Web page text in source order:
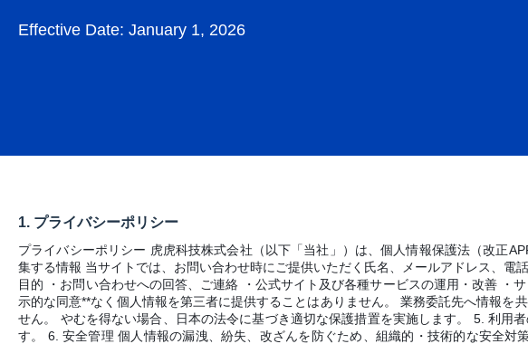
Effective Date: January 1, 2026
1. プライバシーポリシー
プライバシーポリシー 虎虎科技株式会社（以下「当社」）は、個人情報保護法（改正
集する情報 当サイトでは、お問い合わせ時にご提供いただく氏名、メールアドレス、
目的 ・お問い合わせへの回答、ご連絡 ・公式サイト及び各種サービスの運用・改善
示的な同意**なく個人情報を第三者に提供することはありません。 業務委託先へ情報
せん。 やむを得ない場合、日本の法令に基づき適切な保護措置を実施します。 5. 利用
す。 6. 安全管理 個人情報の漏洩、紛失、改ざんを防ぐため、組織的・技術的な安全